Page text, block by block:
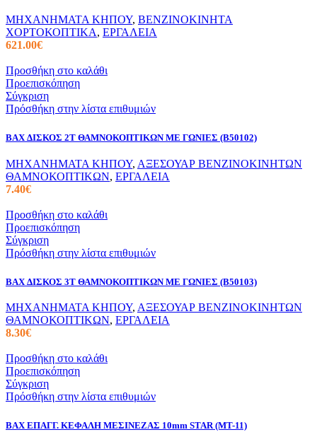
ΜΗΧΑΝΗΜΑΤΑ ΚΗΠΟΥ, ΒΕΝΖΙΝΟΚΙΝΗΤΑ
ΧΟΡΤΟΚΟΠΤΙΚΑ, ΕΡΓΑΛΕΙΑ
621.00€
Προσθήκη στο καλάθι
Προεπισκόπηση
Σύγκριση
Πρόσθήκη στην λίστα επιθυμιών
BAX ΔΙΣΚΟΣ 2Τ ΘΑΜΝΟΚΟΠΤΙΚΩΝ ΜΕ ΓΩΝΙΕΣ (B50102)
ΜΗΧΑΝΗΜΑΤΑ ΚΗΠΟΥ, ΑΞΕΣΟΥΑΡ ΒΕΝΖΙΝΟΚΙΝΗΤΩΝ
ΘΑΜΝΟΚΟΠΤΙΚΩΝ, ΕΡΓΑΛΕΙΑ
7.40€
Προσθήκη στο καλάθι
Προεπισκόπηση
Σύγκριση
Πρόσθήκη στην λίστα επιθυμιών
BAX ΔΙΣΚΟΣ 3Τ ΘΑΜΝΟΚΟΠΤΙΚΩΝ ΜΕ ΓΩΝΙΕΣ (B50103)
ΜΗΧΑΝΗΜΑΤΑ ΚΗΠΟΥ, ΑΞΕΣΟΥΑΡ ΒΕΝΖΙΝΟΚΙΝΗΤΩΝ
ΘΑΜΝΟΚΟΠΤΙΚΩΝ, ΕΡΓΑΛΕΙΑ
8.30€
Προσθήκη στο καλάθι
Προεπισκόπηση
Σύγκριση
Πρόσθήκη στην λίστα επιθυμιών
BAX ΕΠΑΓΓ. ΚΕΦΑΛΗ ΜΕΣΙΝΕΖΑΣ 10mm STAR (ΜΤ-11)